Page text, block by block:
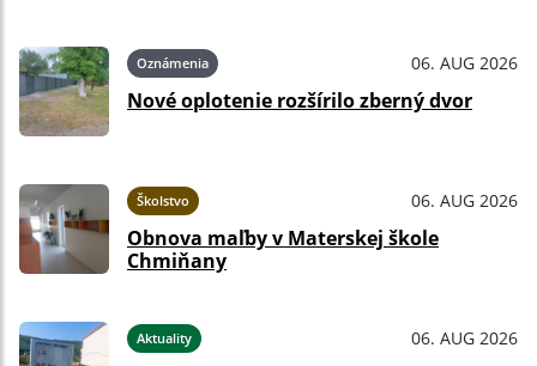
Oznámenia 06. AUG 2026
Nové oplotenie rozšírilo zberný dvor
Školstvo 06. AUG 2026
Obnova maľby v Materskej škole
Chmiňany
Aktuality 06. AUG 2026